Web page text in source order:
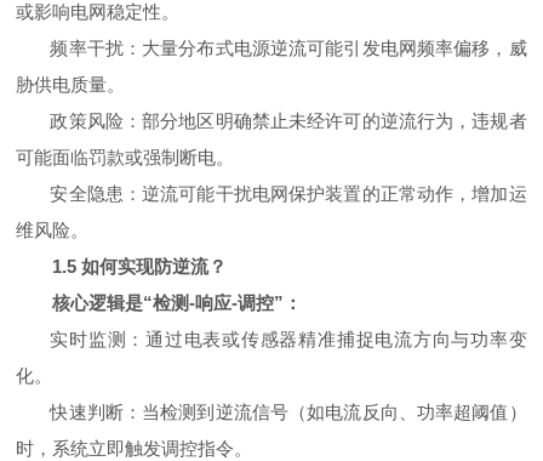
或影响电网稳定性。
频率干扰：大量分布式电源逆流可能引发电网频率偏移，威
胁供电质量。
政策风险：部分地区明确禁止未经许可的逆流行为，违规者
可能面临罚款或强制断电。
安全隐患：逆流可能干扰电网保护装置的正常动作，增加运
维风险。
1.5如何实现防逆流？
核心逻辑是“检测-响应-调控”：
实时监测：通过电表或传感器精准捕捉电流方向与功率变
化。
快速判断：当检测到逆流信号（如电流反向、功率超阈值）
时，系统立即触发调控指令。